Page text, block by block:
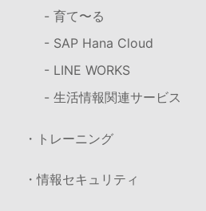
- 育て〜る
- SAP Hana Cloud
- LINE WORKS
- 生活情報関連サービス
・トレーニング
・情報セキュリティ